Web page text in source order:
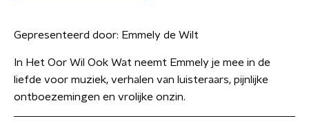
Gepresenteerd door: Emmely de Wilt
In Het Oor Wil Ook Wat neemt Emmely je mee in de
liefde voor muziek, verhalen van luisteraars, pijnlijke
ontboezemingen en vrolijke onzin.